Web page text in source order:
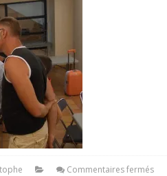
Commentaires fermés